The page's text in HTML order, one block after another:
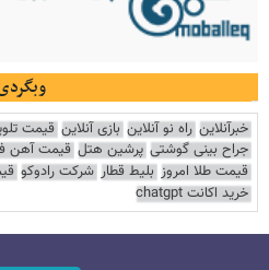
خبرآنلاین راه نو آنلاین بازی آنلاین قیمت
جراح بینی گوشتی پرشین هتل قیمت آهن
قیمت طلا امروز بلیط قطار شرکت رادوکو
خرید اکانت chatgpt